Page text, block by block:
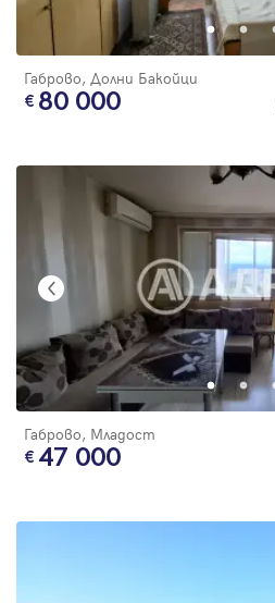
Габрово, Долни Бакойци
80 000
Габрово, Младост
47 000